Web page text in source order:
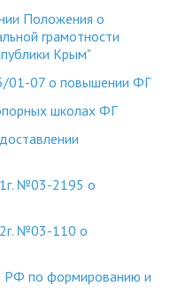
Положения о
грамотности
Крым"
07 о повышении ФГ
школах ФГ
№03-2195 о
№03-110 о
РФ по формированию и